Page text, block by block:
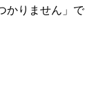
かりません」で